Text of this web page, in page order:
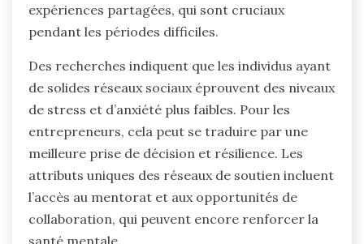
expériences partagées, qui sont cruciaux
pendant les périodes difficiles.
Des recherches indiquent que les individus ayant
de solides réseaux sociaux éprouvent des niveaux
de stress et d’anxiété plus faibles. Pour les
entrepreneurs, cela peut se traduire par une
meilleure prise de décision et résilience. Les
attributs uniques des réseaux de soutien incluent
l’accès au mentorat et aux opportunités de
collaboration, qui peuvent encore renforcer la
santé mentale.